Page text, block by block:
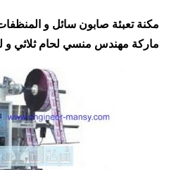
ماركة مهندس منسي لحام ثلاثي و